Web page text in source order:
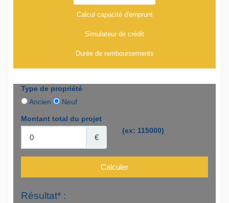
Calcul capacité d'emprunt
Simulateur de crédit
Durée de remboursements